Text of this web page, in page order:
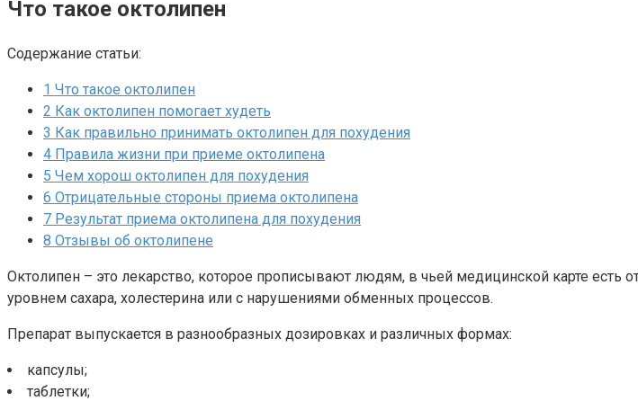
Что такое октолипен
Содержание статьи:
1 Что такое октолипен
2 Как октолипен помогает худеть
3 Как правильно принимать октолипен для похудения
4 Правила жизни при приеме октолипена
5 Чем хорош октолипен для похудения
6 Отрицательные стороны приема октолипена
7 Результат приема октолипена для похудения
8 Отзывы об октолипене
Октолипен – это лекарство, которое прописывают людям, в чьей медицинской карте есть
уровнем сахара, холестерина или с нарушениями обменных процессов.
Препарат выпускается в разнообразных дозировках и различных формах:
капсулы;
таблетки;